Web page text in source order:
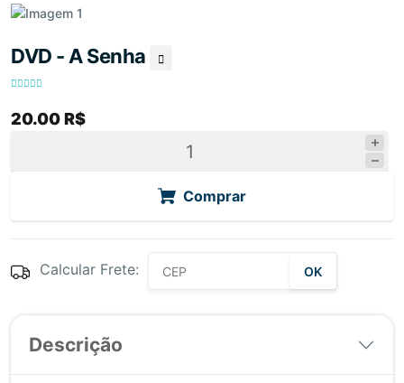
DVD - A Senha
20.00 R$
Comprar
Calcular Frete: OK
Descrição